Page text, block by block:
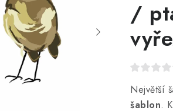
/
Největší
šablon.